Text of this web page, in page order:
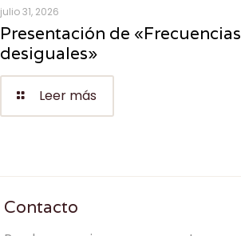
julio 31, 2026
Presentación de «Frecuencias
desiguales»
Leer más
Contacto